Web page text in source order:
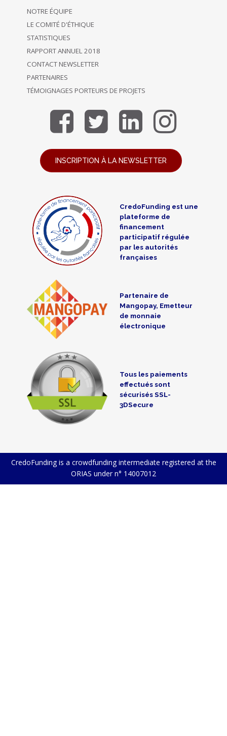
NOTRE ÉQUIPE
LE COMITÉ D'ÉTHIQUE
STATISTIQUES
RAPPORT ANNUEL 2018
CONTACT NEWSLETTER
PARTENAIRES
TÉMOIGNAGES PORTEURS DE PROJETS
INSCRIPTION À LA NEWSLETTER
CredoFunding est une
plateforme de
financement
participatif régulée
par les autorités
françaises
Partenaire de
Mangopay, Emetteur
de monnaie
électronique
Tous les paiements
effectués sont
sécurisés SSL-
3DSecure
CredoFunding is a crowdfunding intermediate registered at the
ORIAS under n° 14007012